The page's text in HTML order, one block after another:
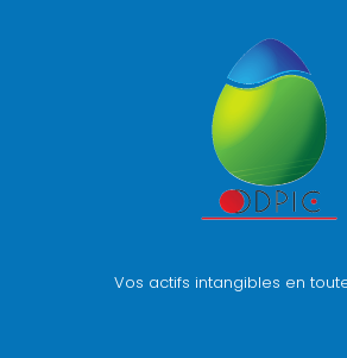
Vos actifs intangibles en